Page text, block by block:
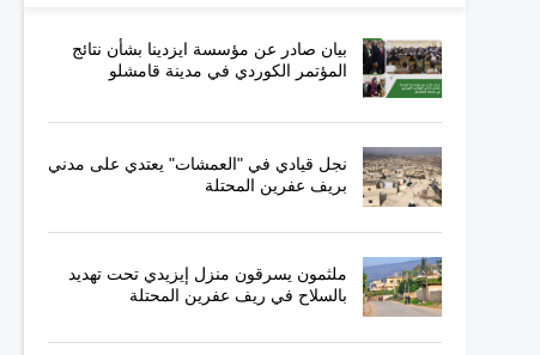
بيان صادر عن مؤسسة ايزدينا بشأن نتائج
المؤتمر الكوردي في مدينة قامشلو
نجل قيادي في "العمشات" يعتدي على مدني
بريف عفرين المحتلة
ملثمون يسرقون منزل إيزيدي تحت تهديد
بالسلاح في ريف عفرين المحتلة